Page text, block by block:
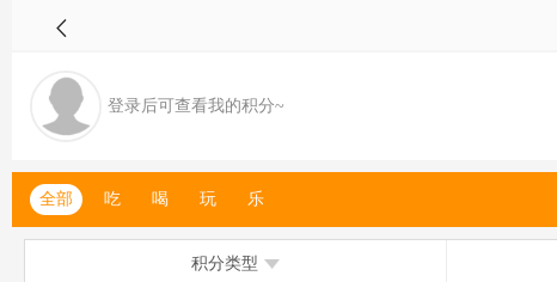
登录后可查看我的积分~
全部 吃 喝 玩 乐
积分类型